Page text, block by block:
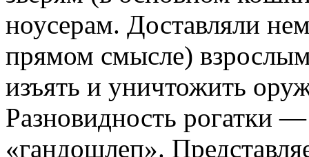
ноусерам. Доставляли
прямом смысле)
изъять и уничтожить
Разновидность рогатки
«гандошлеп».